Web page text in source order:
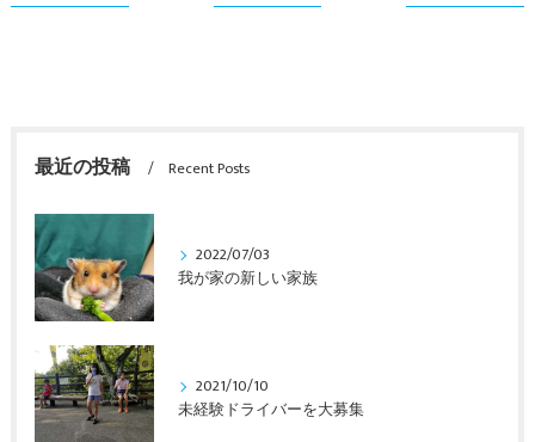
最近の投稿 Recent Posts
2022/07/03
我が家の新しい家族
2021/10/10
未経験ドライバーを大募集